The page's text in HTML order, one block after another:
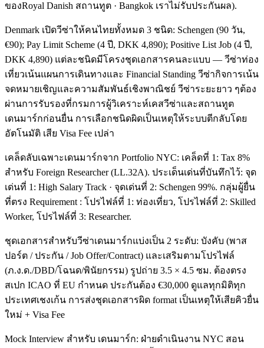
ของRoyal Danish สถานทูต · Bangkok เราไม่รับประกันผล).
Denmark เปิดวีซ่าให้คนไทยทั้งหมด 3 ชนิด: Schengen (90 วัน,
€90); Pay Limit Scheme (4 ปี, DKK 4,890); Positive List Job (4 ปี,
DKK 4,890) แต่ละชนิดมีโครงชุดเอกสารคนละแบบ — วีซ่าท่อง
เที่ยวเน้นแผนการเดินทางและ Financial Standing วีซ่ากิจการเน้น
จดหมายเชิญและความสัมพันธ์เชิงพาณิชย์ วีซ่าระยะยาว ๆต้อง
ผ่านการรับรองที่กรมการผู้วิเคราะห์เคสวีซ่าและสถานทูต
เดนมาร์กก่อนยื่น การเลือกชนิดผิดเป็นเหตุให้ระบบตีกลับโดย
อัตโนมัติ เสีย Visa Fee เปล่า
เคล็ดลับเฉพาะเดนมาร์กจาก Portfolio NYC: เคล็ดที่ 1: Tax 8%
สำหรับ Foreign Researcher (LL.32A). ประเด็นเด่นที่บันทึกไว้: จุด
เด่นที่ 1: High Salary Track · จุดเด่นที่ 2: Schengen 99%. กลุ่มผู้ยื่น
ที่ตรง Requirement : โปรไฟล์ที่ 1: ท่องเที่ยว, โปรไฟล์ที่ 2: Skilled
Worker, โปรไฟล์ที่ 3: Researcher.
ชุดเอกสารสำหรับวีซ่าเดนมาร์กแบ่งเป็น 2 ระดับ: บังคับ (พาส
ปอร์ต / ประกัน / Job Offer/Contract) และเสริมตามโปรไฟล์
(ภ.ง.ด./DBD/โฉนด/พินัยกรรม) รูปถ่าย 3.5 × 4.5 ซม. ต้องตรง
สเปก ICAO ที่ EU กำหนด ประกันต้อง €30,000 ดูแลทุกมิติทุก
ประเทศเชงเก้น การส่งชุดเอกสารผิด format เป็นเหตุให้เสียคิวยื่น
ใหม่ + Visa Fee
Mock Interview สำหรับ เดนมาร์ก: ฝ่ายดำเนินงาน NYC สอน